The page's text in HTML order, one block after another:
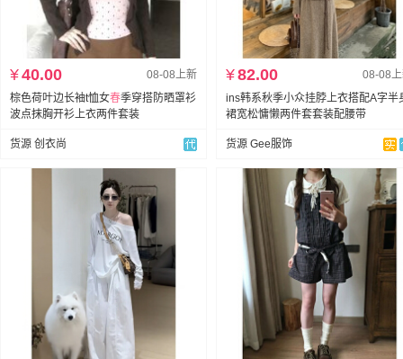
08-08上新
¥40.00
棕色荷叶边长袖t恤女春季穿搭防晒罩衫
波点抹胸开衫上衣两件套装
货源 创衣尚
08-08
¥82.00
ins韩系秋季小众挂脖上衣搭配A字半
裙宽松慵懒两件套套装配腰带
货源 Gee服饰